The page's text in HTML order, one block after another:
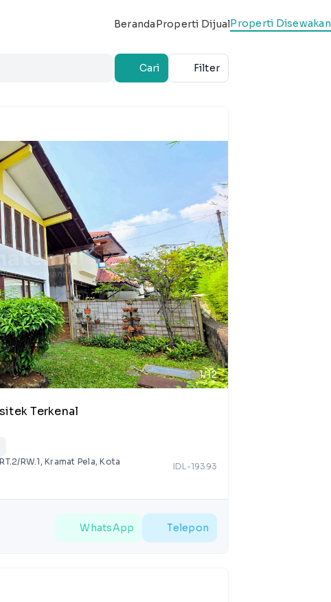
BerandaProperti DijualProperti Disewakan
Cari Filter
1/12
Terkenal
RW.1, Kramat Pela, Kota
IDL-19393
WhatsApp Telepon